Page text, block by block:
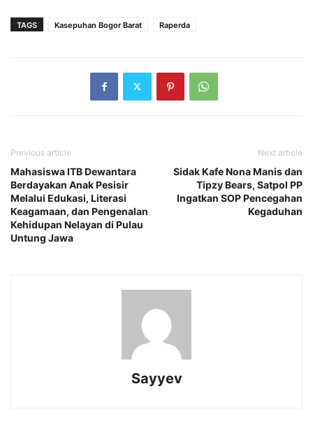
TAGS Kasepuhan Bogor Barat Raperda
Previous article
Mahasiswa ITB Dewantara
Berdayakan Anak Pesisir
Melalui Edukasi, Literasi
Keagamaan, dan Pengenalan
Kehidupan Nelayan di Pulau
Untung Jawa
Next article
Sidak Kafe Nona Manis dan
Tipzy Bears, Satpol PP
Ingatkan SOP Pencegahan
Kegaduhan
Sayyev